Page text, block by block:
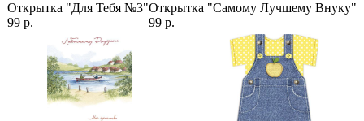
Открытка "Для Тебя №3"
99 р.
Открытка "Самому Лучшему Внуку"
99 р.